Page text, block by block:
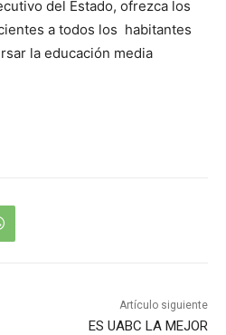
del Estado, ofrezca los
a todos los habitantes
la educación media
Artículo siguiente
ES UABC LA MEJOR